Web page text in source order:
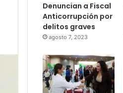
Denuncian a Fiscal
Anticorrupción por
delitos graves
agosto 7, 2023